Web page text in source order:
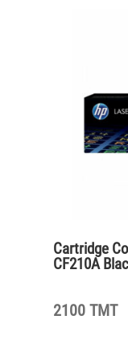
Cartridge
CF210A
2100 TMT